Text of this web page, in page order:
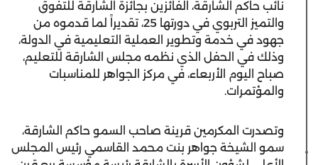
نائب حاكم الشارقة، الفائزين بجائزة الشارقة للتفوق
والتميز التربوي في دورتها 25، تقديراً لما قدموه من
جهود في خدمة وتطوير العملية التعليمية في الدولة،
وذلك في الحفل الذي نظمه مجلس الشارقة للتعليم،
صباح اليوم الأربعاء، في مركز الجواهر للمناسبات
والمؤتمرات.
وتصدرت المكرمين قرينة صاحب السمو حاكم الشارقة،
سمو الشيخة جواهر بنت محمد القاسمي رئيس المجلس